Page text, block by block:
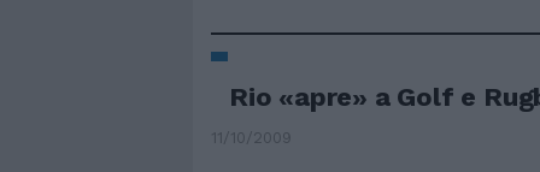
Rio «apre» a Golf e
11/10/2009